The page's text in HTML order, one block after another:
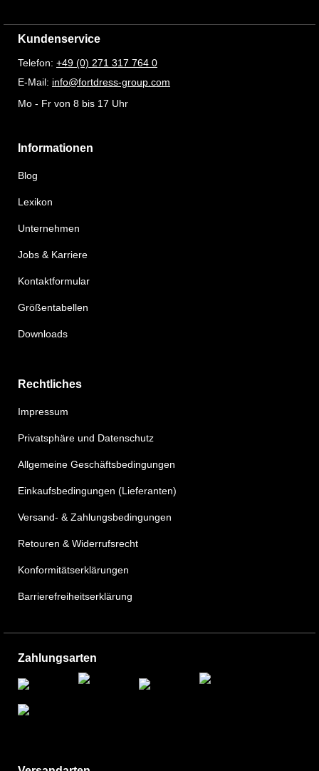
Kundenservice
Telefon: +49 (0) 271 317 764 0
E-Mail: info@fortdress-group.com
Mo - Fr von 8 bis 17 Uhr
Informationen
Blog
Lexikon
Unternehmen
Jobs & Karriere
Kontaktformular
Größentabellen
Downloads
Rechtliches
Impressum
Privatsphäre und Datenschutz
Allgemeine Geschäftsbedingungen
Einkaufsbedingungen (Lieferanten)
Versand- & Zahlungsbedingungen
Retouren & Widerrufsrecht
Konformitätserklärungen
Barrierefreiheitserklärung
Zahlungsarten